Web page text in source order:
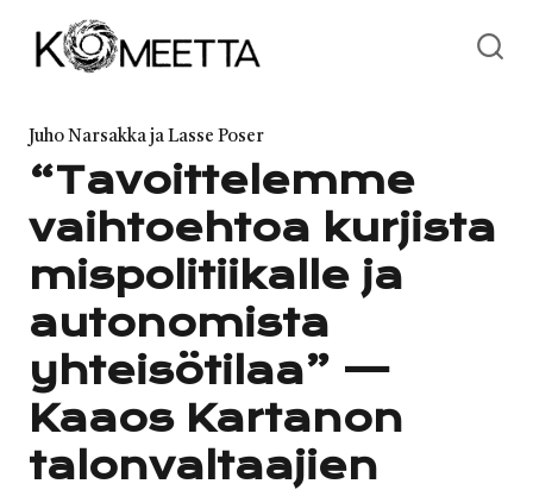
Category
Juho Narsakka ja Lasse Poser
“Tavoittelemme
vaihtoehtoa kurjista
mispolitiikalle ja
autonomista
yhteisötilaa” —
Kaaos Kartanon
talonvaltaajien